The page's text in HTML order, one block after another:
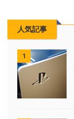
人気記事
1